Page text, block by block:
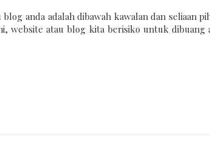
anda adalah dibawah kawalan dan seliaan
website atau blog kita berisiko untuk dibuang